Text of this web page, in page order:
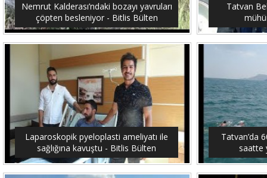
Nemrut Kalderası’ndaki bozayı yavruları
çöpten besleniyor - Bitlis Bülten
Tatvan
Laparoskopik pyeloplasti ameliyatı ile
sağlığına kavuştu - Bitlis Bülten
Tatvan’da
saatte